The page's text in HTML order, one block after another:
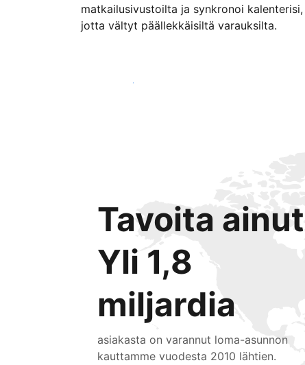
matkailusivustoilta ja synkronoi kalenterisi,
jotta vältyt päällekkäisiltä varauksilta.
Aloita jo tänään
Tavoita
Yli 1,8
miljardia
asiakasta on varannut loma-asunnon
kauttamme vuodesta 2010 lähtien.